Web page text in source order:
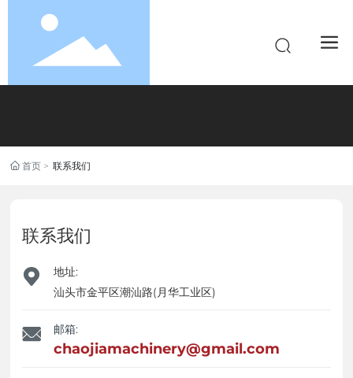
首页 联系我们
联系我们
地址:
汕头市金平区潮汕路(月华工业区)
邮箱:
chaojiamachinery@gmail.com